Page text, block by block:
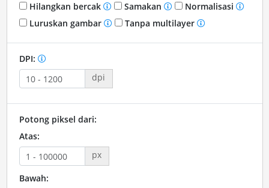
Hilangkan bercak
Samakan
Normalisasi
Luruskan gambar
Tanpa multilayer
DPI:
dpi
Potong piksel dari:
Atas:
px
Bawah: